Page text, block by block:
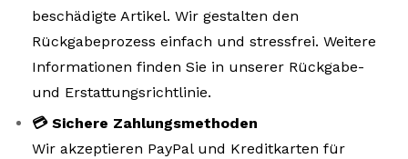
beschädigte Artikel. Wir gestalten den
Rückgabeprozess einfach und stressfrei. Weitere
Informationen finden Sie in unserer Rückgabe-
und Erstattungsrichtlinie.
💳 Sichere Zahlungsmethoden
Wir akzeptieren PayPal und Kreditkarten für